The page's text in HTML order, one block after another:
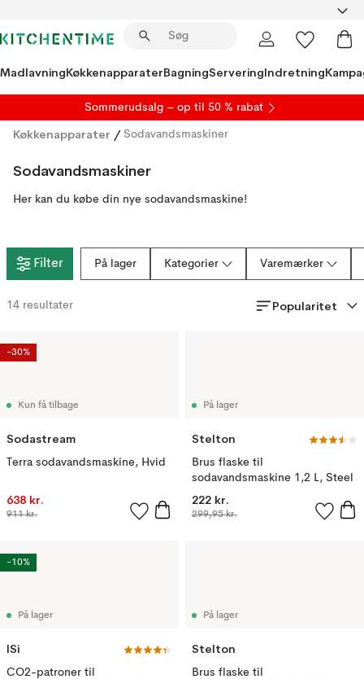
MadlavningKøkkenapparaterBagningServeringIndretning
Sommerudsalg – op til 50 % rabat
Køkkenapparater / Sodavandsmaskiner
Sodavandsmaskiner
Her kan du købe din nye sodavandsmaskine!
Filter På lager Kategorier Varemærker
14 resultater Popularitet
Kun få tilbage
Sodastream
Terra sodavandsmaskine, Hvid
638 kr.
911 kr.
-30%
På lager
Stelton
Brus flaske til
sodavandsmaskine 1,2 L, Steel
222 kr.
299,95 kr.
På lager
ISi
CO2-patroner til
-10%
På lager
Stelton
Brus flaske til